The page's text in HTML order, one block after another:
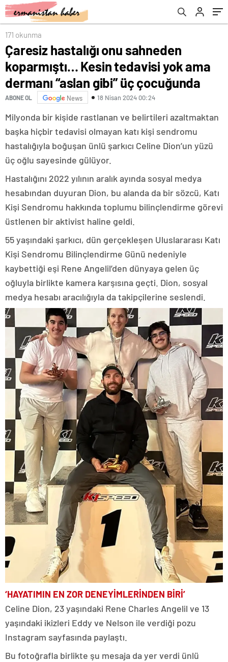
üç çocuğunda
171 okunma
Çaresiz hastalığı onu sahneden
koparmıştı… Kesin tedavisi yok ama
dermanı “aslan gibi” üç çocuğunda
ABONE OL News 18 Nisan 2024 00:24
Milyonda bir kişide rastlanan ve belirtileri azaltmaktan
başka hiçbir tedavisi olmayan katı kişi sendromu
hastalığıyla boğuşan ünlü şarkıcı Celine Dion’un yüzü
üç oğlu sayesinde gülüyor.
Hastalığını 2022 yılının aralık ayında sosyal medya
hesabından duyuran Dion, bu alanda da bir sözcü, Katı
Kişi Sendromu hakkında toplumu bilinçlendirme görevi
üstlenen bir aktivist haline geldi.
55 yaşındaki şarkıcı, dün gerçekleşen Uluslararası Katı
Kişi Sendromu Bilinçlendirme Günü nedeniyle
kaybettiği eşi Rene Angelil’den dünyaya gelen üç
oğluyla birlikte kamera karşısına geçti. Dion, sosyal
medya hesabı aracılığıyla da takipçilerine seslendi.
‘HAYATIMIN EN ZOR DENEYİMLERİNDEN BİRİ’
Celine Dion, 23 yaşındaki Rene Charles Angelil ve 13
yaşındaki ikizleri Eddy ve Nelson ile verdiği pozu
Instagram sayfasında paylaştı.
Bu fotoğrafla birlikte şu mesaja da yer verdi ünlü